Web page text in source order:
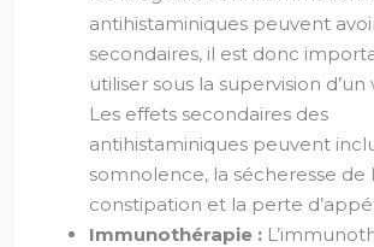
antihistaminiques peuvent
secondaires, il est donc
utiliser sous la supervision
Les effets secondaires des
antihistaminiques peuvent
somnolence, la sécheresse de
constipation et la perte
Immunothérapie :